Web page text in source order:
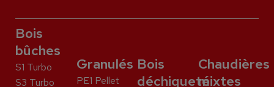
Bois
bûches
S1 Turbo
S3 Turbo
Granulés
PE1 Pellet
Bois
déchiqueté
Chaudières
mixtes